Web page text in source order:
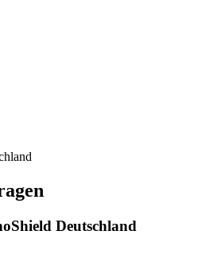
Deutschland